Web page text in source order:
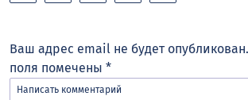
Ваш адрес email не будет опубликован.
поля помечены *